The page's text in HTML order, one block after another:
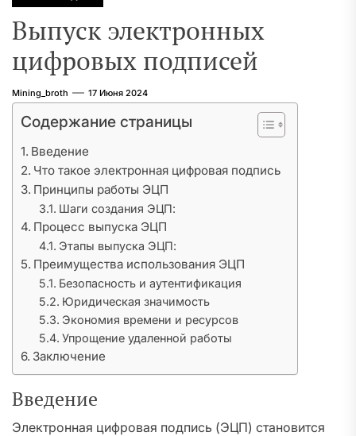
Выпуск электронных
цифровых подписей
Mining_broth 17 Июня 2024
Содержание страницы
Введение
Что такое электронная цифровая подпись
Принципы работы ЭЦП
Шаги создания ЭЦП:
Процесс выпуска ЭЦП
Этапы выпуска ЭЦП:
Преимущества использования ЭЦП
Безопасность и аутентификация
Юридическая значимость
Экономия времени и ресурсов
Упрощение удаленной работы
Заключение
Введение
Электронная цифровая подпись (ЭЦП) становится